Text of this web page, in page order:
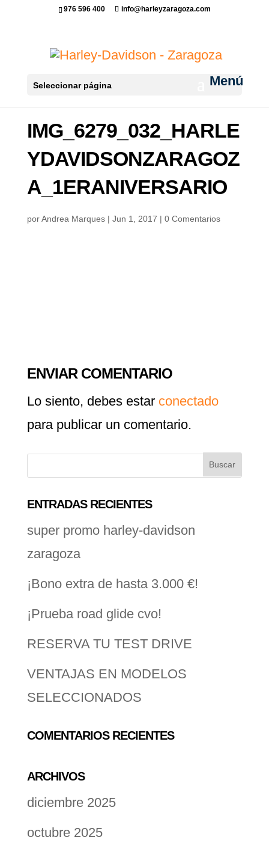
976 596 400 info@harleyzaragoza.com
Seleccionar página
IMG_6279_032_HARLE
YDAVIDSONZARAGOZ
A_1ERANIVERSARIO
porAndrea Marques| Jun 1, 2017 | 0 Comentarios
ENVIAR COMENTARIO
Lo siento, debes estar conectado
para publicar un comentario.
ENTRADAS RECIENTES
super promo harley-davidson
zaragoza
¡Bono extra de hasta 3.000 €!
¡Prueba road glide cvo!
RESERVA TU TEST DRIVE
VENTAJAS EN MODELOS
SELECCIONADOS
COMENTARIOS RECIENTES
ARCHIVOS
diciembre 2025
octubre 2025